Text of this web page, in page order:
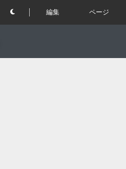
編集 ページ